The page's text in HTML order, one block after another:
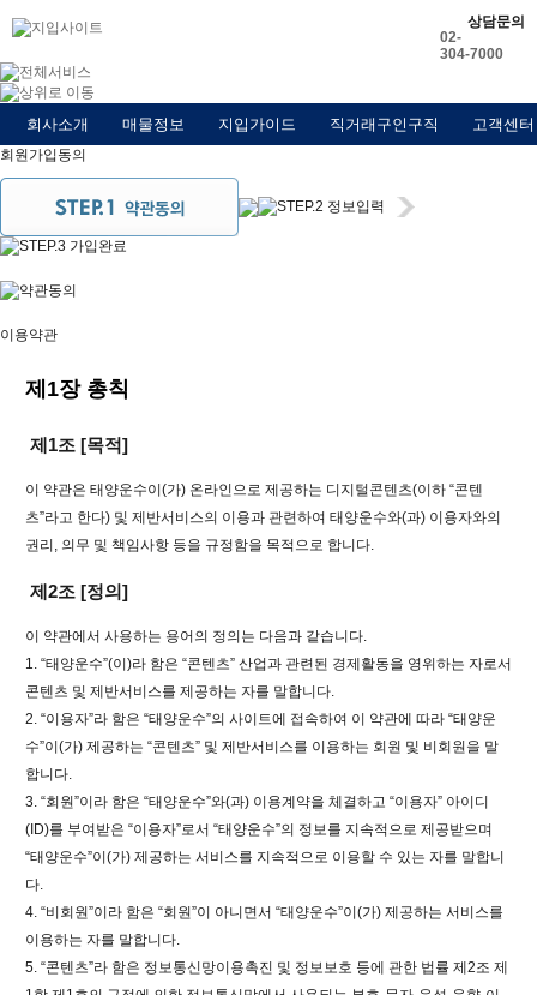
상담문의
02-
304-7000
회사소개 매물정보 지입가이드 직거래구인구직 고객센터
회원가입동의
이용약관
제1장 총칙
제1조 [목적]
이 약관은 태양운수이(가) 온라인으로 제공하는 디지털콘텐츠(이하 “콘텐
츠”라고 한다) 및 제반서비스의 이용과 관련하여 태양운수와(과) 이용자와의
권리, 의무 및 책임사항 등을 규정함을 목적으로 합니다.
제2조 [정의]
이 약관에서 사용하는 용어의 정의는 다음과 같습니다.
1. “태양운수”(이)라 함은 “콘텐츠” 산업과 관련된 경제활동을 영위하는 자로서
콘텐츠 및 제반서비스를 제공하는 자를 말합니다.
2. “이용자”라 함은 “태양운수”의 사이트에 접속하여 이 약관에 따라 “태양운
수”이(가) 제공하는 “콘텐츠” 및 제반서비스를 이용하는 회원 및 비회원을 말
합니다.
3. “회원”이라 함은 “태양운수”와(과) 이용계약을 체결하고 “이용자” 아이디
(ID)를 부여받은 “이용자”로서 “태양운수”의 정보를 지속적으로 제공받으며
“태양운수”이(가) 제공하는 서비스를 지속적으로 이용할 수 있는 자를 말합니
다.
4. “비회원”이라 함은 “회원”이 아니면서 “태양운수”이(가) 제공하는 서비스를
이용하는 자를 말합니다.
5. “콘텐츠”라 함은 정보통신망이용촉진 및 정보보호 등에 관한 법률 제2조 제